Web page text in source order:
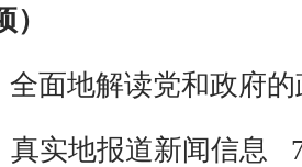
）
面地解读党和政府的
实地报道新闻信息